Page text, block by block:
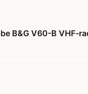
B&G V60-B VHF-